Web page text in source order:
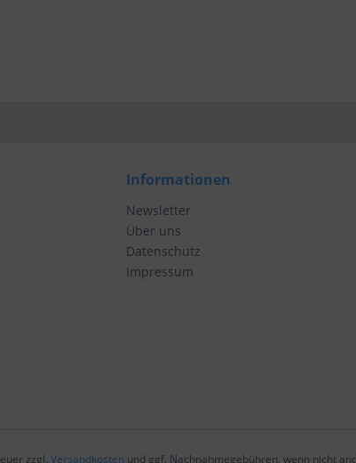
Informationen
Newsletter
Über uns
Datenschutz
Impressum
zzgl. Versandkosten und ggf. Nachnahmegebühren, wenn nicht